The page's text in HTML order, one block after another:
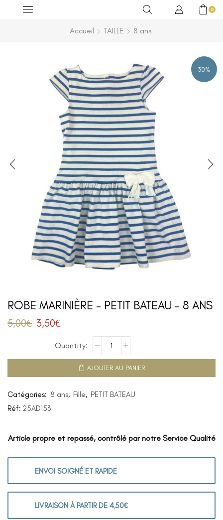
0
Accueil TAILLE 8 ans
30%
ROBE MARINIÈRE – PETIT BATEAU – 8 ANS
5,00€ 3,50€
AJOUTER AU PANIER
Catégories: 8 ans, Fille, PETIT BATEAU
Réf: 25AD153
Article propre et repassé, contrôlé par notre Service Qualité
ENVOI SOIGNÉ ET RAPIDE
LIVRAISON À PARTIR DE 4,50€